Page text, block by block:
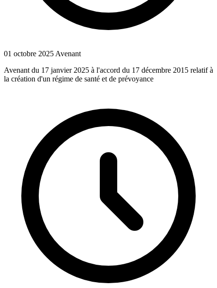
01 octobre 2025 Avenant
Avenant du 17 janvier 2025 à l'accord du 17 décembre 2015 relatif à
la création d'un régime de santé et de prévoyance